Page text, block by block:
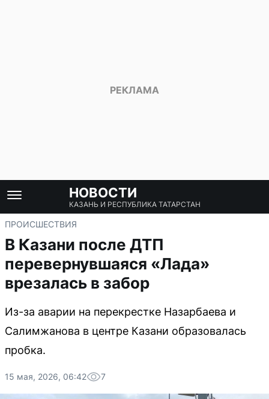
НОВОСТИ
КАЗАНЬ И РЕСПУБЛИКА ТАТАРСТАН
ПРОИСШЕСТВИЯ
В Казани после ДТП
перевернувшаяся «Лада»
врезалась в забор
Из-за аварии на перекрестке Назарбаева и
Салимжанова в центре Казани образовалась
пробка.
15 мая, 2026, 06:42 7